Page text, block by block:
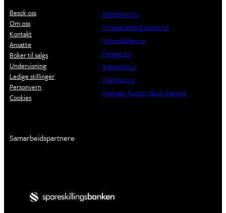
Besøk oss
Om oss
Kontakt
Ansatte
Bøker til salgs
Undervisning
Ledige stillinger
Personvern
Cookies
Plattform.no
Krigsseilerregisteret.no
Minnehallen.no
Fanger.no
Beheard.no
Glimtvis.no
Podcast: Fortid, nåtid, framtid
Samarbeidspartnere